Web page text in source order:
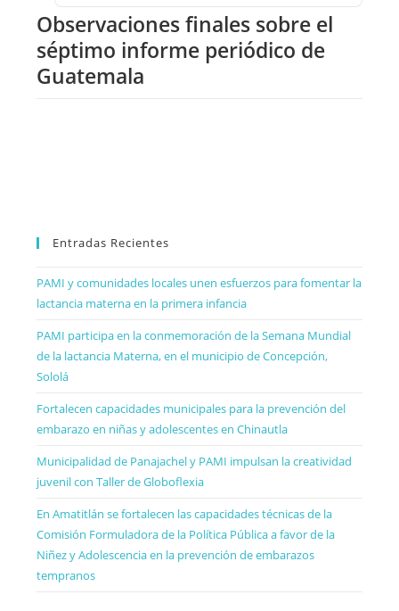
Observaciones finales sobre el
séptimo informe periódico de
Guatemala
Entradas Recientes
PAMI y comunidades locales unen esfuerzos para fomentar la
lactancia materna en la primera infancia
PAMI participa en la conmemoración de la Semana Mundial
de la lactancia Materna, en el municipio de Concepción,
Sololá
Fortalecen capacidades municipales para la prevención del
embarazo en niñas y adolescentes en Chinautla
Municipalidad de Panajachel y PAMI impulsan la creatividad
juvenil con Taller de Globoflexia
En Amatitlán se fortalecen las capacidades técnicas de la
Comisión Formuladora de la Política Pública a favor de la
Niñez y Adolescencia en la prevención de embarazos
tempranos